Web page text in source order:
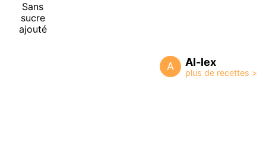
Sans
sucre
ajouté
A Al-lex